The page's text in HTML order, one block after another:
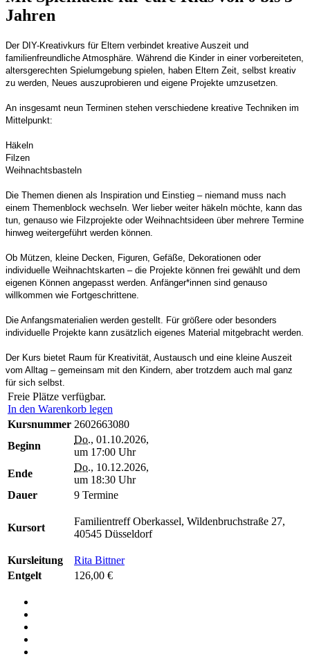
Jahren
Der DIY-Kreativkurs für Eltern verbindet kreative Auszeit und
familienfreundliche Atmosphäre. Während die Kinder in einer vorbereiteten,
altersgerechten Spielumgebung spielen, haben Eltern Zeit, selbst kreativ
zu werden, Neues auszuprobieren und eigene Projekte umzusetzen.
An insgesamt neun Terminen stehen verschiedene kreative Techniken im
Mittelpunkt:
Häkeln
Filzen
Weihnachtsbasteln
Die Themen dienen als Inspiration und Einstieg – niemand muss nach
einem Themenblock wechseln. Wer lieber weiter häkeln möchte, kann das
tun, genauso wie Filzprojekte oder Weihnachtsideen über mehrere Termine
hinweg weitergeführt werden können.
Ob Mützen, kleine Decken, Figuren, Gefäße, Dekorationen oder
individuelle Weihnachtskarten – die Projekte können frei gewählt und dem
eigenen Können angepasst werden. Anfänger*innen sind genauso
willkommen wie Fortgeschrittene.
Die Anfangsmaterialien werden gestellt. Für größere oder besonders
individuelle Projekte kann zusätzlich eigenes Material mitgebracht werden.
Der Kurs bietet Raum für Kreativität, Austausch und eine kleine Auszeit
vom Alltag – gemeinsam mit den Kindern, aber trotzdem auch mal ganz
für sich selbst.
Freie Plätze verfügbar.
In den Warenkorb legen
Kursnummer 2602663080
Beginn
Do., 01.10.2026,
um 17:00 Uhr
Ende
Do., 10.12.2026,
um 18:30 Uhr
Dauer
9 Termine
Kursort
Familientreff Oberkassel, Wildenbruchstraße 27,
40545 Düsseldorf
Kursleitung
Rita Bittner
Entgelt
126,00 €